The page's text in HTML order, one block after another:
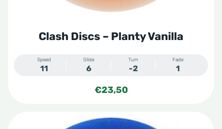
Clash Discs – Planty Vanilla
Speed
11
Glide
6
Turn
-2
Fade
1
€23,50